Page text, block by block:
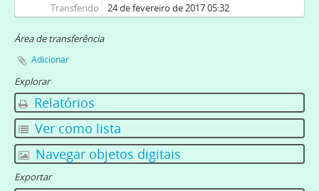
Transferido 24 de fevereiro de 2017 05:32
Área de transferência
Adicionar
Explorar
Relatórios
Ver como lista
Navegar objetos digitais
Exportar